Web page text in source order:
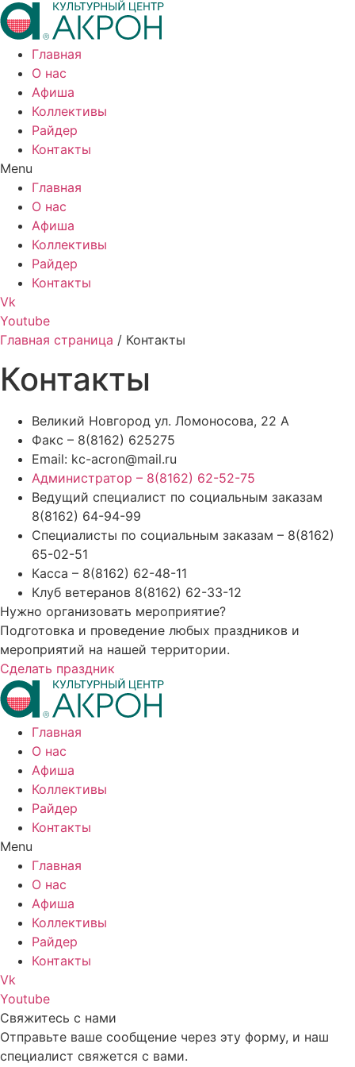
Главная
О нас
Афиша
Коллективы
Райдер
Контакты
Menu
Главная
О нас
Афиша
Коллективы
Райдер
Контакты
Vk
Youtube
Главная страница / Контакты
Контакты
Великий Новгород ул. Ломоносова, 22 A
Факс – 8(8162) 625275
Email: kc-acron@mail.ru
Администратор – 8(8162) 62-52-75
Ведущий специалист по социальным заказам
8(8162) 64-94-99
Специалисты по социальным заказам – 8(8162)
65-02-51
Касса – 8(8162) 62-48-11
Клуб ветеранов 8(8162) 62-33-12
Нужно организовать мероприятие?
Подготовка и проведение любых праздников и
мероприятий на нашей территории.
Сделать праздник
Главная
О нас
Афиша
Коллективы
Райдер
Контакты
Menu
Главная
О нас
Афиша
Коллективы
Райдер
Контакты
Vk
Youtube
Свяжитесь с нами
Отправьте ваше сообщение через эту форму, и наш
специалист свяжется с вами.